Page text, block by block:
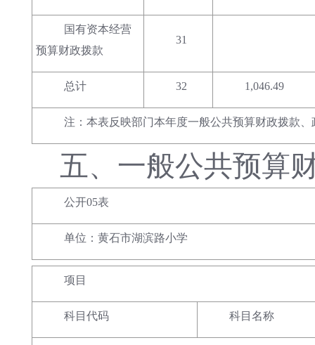
国有资本经营
预算财政拨款
31
总计 32 1,046.49
注：本表反映部门本年度一般公共预算财政拨款
五、 一般公共预算
公开05表
单位：黄石市湖滨路小学
项目
科目代码 科目名称